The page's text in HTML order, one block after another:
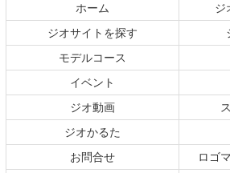
ン
文
へ
の
へ
ホーム
ジ
ジオサイトを探す
モデルコース
イベント
ジオ動画
ジオかるた
お問合せ
ロゴ